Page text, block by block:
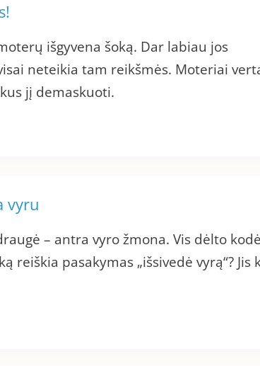
išgyvena šoką. Dar labiau jos
neteikia tam reikšmės. Moteriai
jį demaskuoti.
vyru
– antra vyro žmona. Vis dėlto
pasakymas „išsivedė vyrą“? Jis